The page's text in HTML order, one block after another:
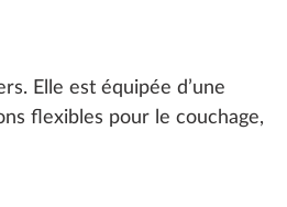
Elle est équipée d’une
flexibles pour le couchage,